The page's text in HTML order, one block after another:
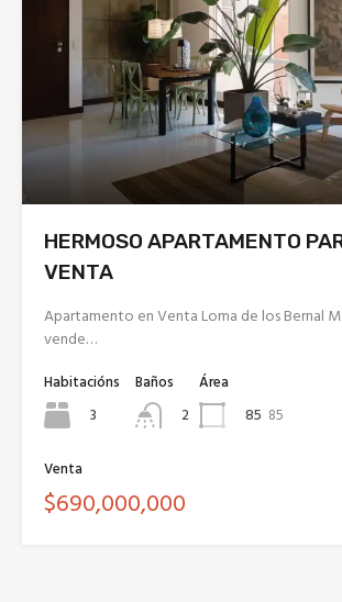
HERMOSO APARTAMENTO
VENTA
Apartamento en Venta Loma de los Bernal
vende…
Habitacións
3
Baños
2
Área
85 85
Venta
$690,000,000